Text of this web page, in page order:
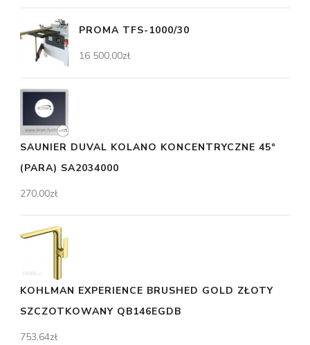
PROMA TFS-1000/30
16 500,00zł
SAUNIER DUVAL KOLANO KONCENTRYCZNE 45°
(PARA) SA2034000
270,00zł
KOHLMAN EXPERIENCE BRUSHED GOLD ZŁOTY
SZCZOTKOWANY QB146EGDB
753,64zł